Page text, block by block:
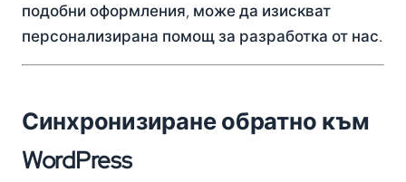
подобни оформления, може да изискват
персонализирана помощ за разработка от нас.
Синхронизиране обратно към
WordPress